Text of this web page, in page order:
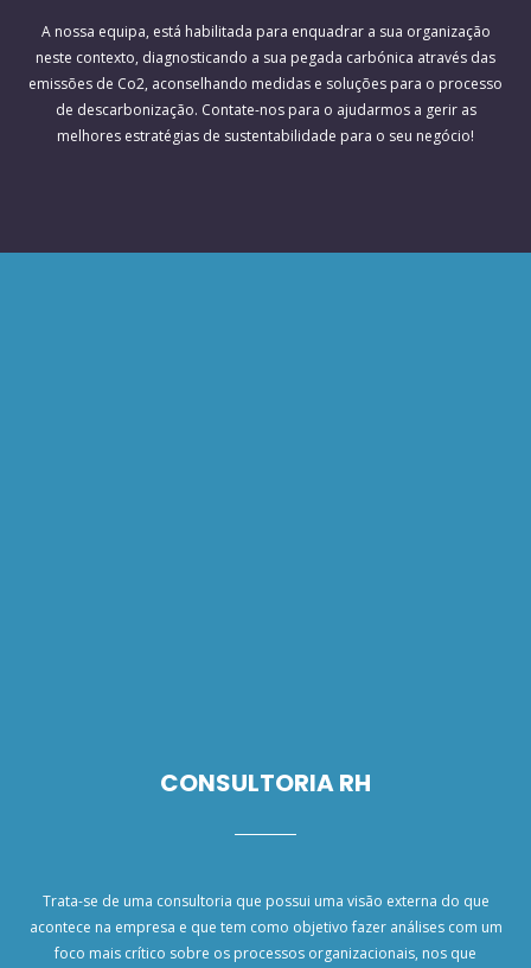
A nossa equipa, está habilitada para enquadrar a sua organização
neste contexto, diagnosticando a sua pegada carbónica através das
emissões de Co2, aconselhando medidas e soluções para o processo
de descarbonização. Contate-nos para o ajudarmos a gerir as
melhores estratégias de sustentabilidade para o seu negócio!
CONSULTORIA RH
Trata-se de uma consultoria que possui uma visão externa do que
acontece na empresa e que tem como objetivo fazer análises com um
foco mais crítico sobre os processos organizacionais, nos que